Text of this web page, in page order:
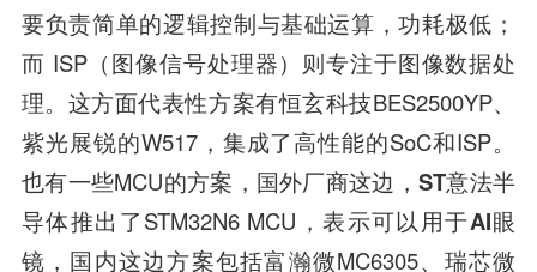
要负责简单的逻辑控制与基础运算，功耗极低；
而 ISP（图像信号处理器）则专注于图像数据处
理。这方面代表性方案有恒玄科技BES2500YP、
紫光展锐的W517，集成了高性能的SoC和ISP。
也有一些MCU的方案，国外厂商这边，ST意法半
导体推出了STM32N6 MCU，表示可以用于AI眼
镜 ，国内这边方案包括富瀚微MC6305、 瑞芯微